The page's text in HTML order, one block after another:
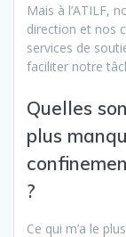
Mais à l’ATILF,
direction et nos
services de
faciliter notre
Quelles
plus
?
Ce qui m’a le